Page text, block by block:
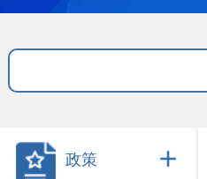
政策